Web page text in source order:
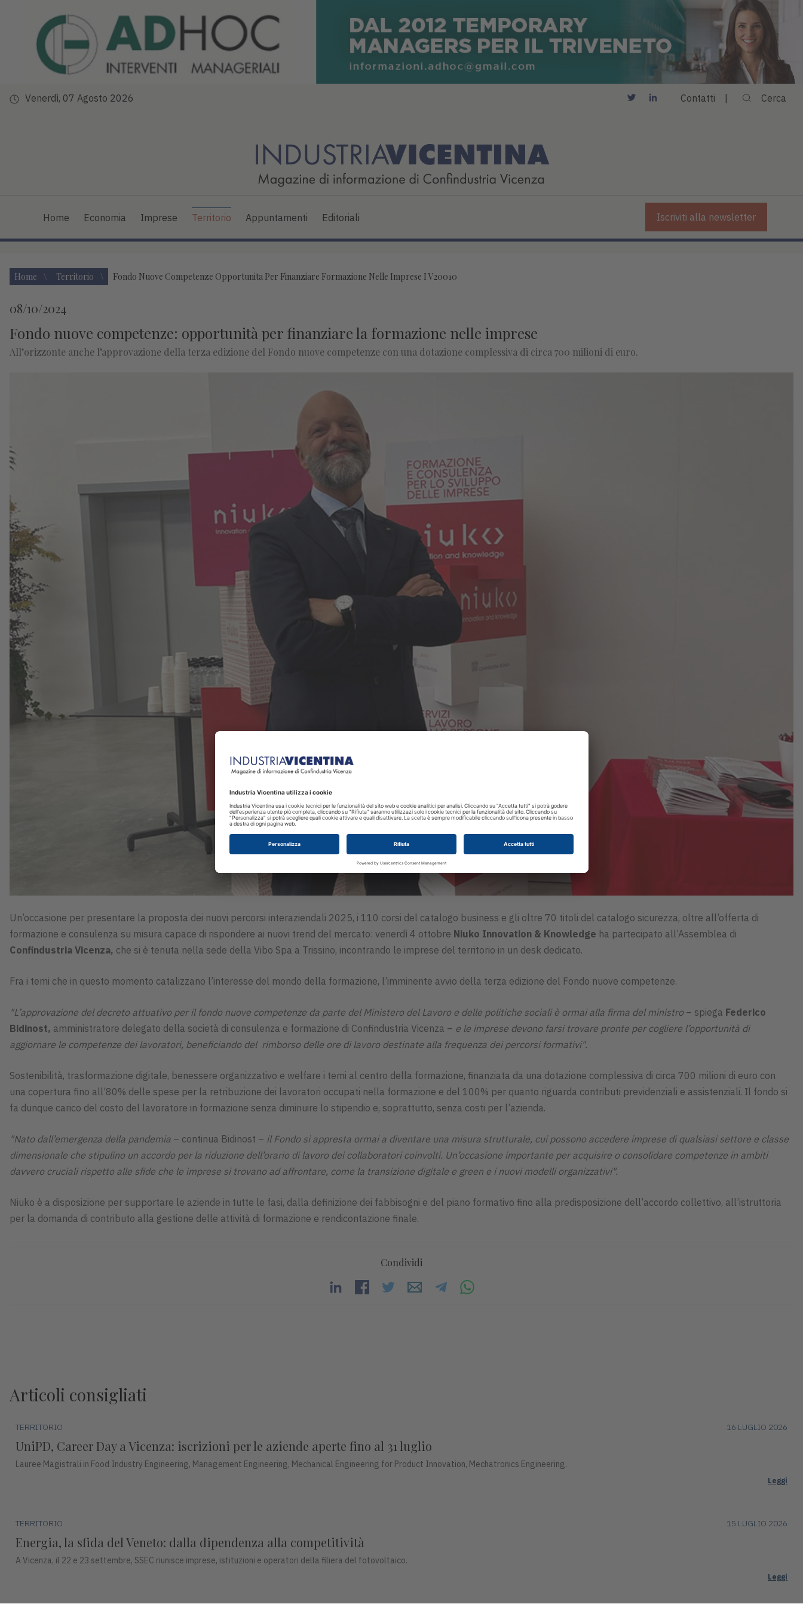
Venerdì, 07 Agosto 2026 Contatti Cerca
Home Economia Imprese Territorio Appuntamenti Editoriali Iscriviti alla newsletter
Home Territorio Fondo Nuove Competenze Opportunita Per Finanziare Formazione Nelle Imprese I V20010
08/10/2024
Fondo nuove competenze: opportunità per finanziare la formazione nelle imprese
All’orizzonte anche l’approvazione della terza edizione del Fondo nuove competenze con una dotazione complessiva di circa 700 milioni di euro.
Un’occasione per presentare la proposta dei nuovi percorsi interaziendali 2025, i 110 corsi del catalogo business e gli oltre 70 titoli del catalogo sicurezza, oltre all’offerta di
formazione e consulenza su misura capace di rispondere ai nuovi trend del mercato: venerdì 4 ottobre Niuko Innovation & Knowledge ha partecipato all’Assemblea di
Confindustria Vicenza, che si è tenuta nella sede della Vibo Spa a Trissino, incontrando le imprese del territorio in un desk dedicato.
Fra i temi che in questo momento catalizzano l’interesse del mondo della formazione, l’imminente avvio della terza edizione del Fondo nuove competenze.
"L’approvazione del decreto attuativo per il fondo nuove competenze da parte del Ministero del Lavoro e delle politiche sociali è ormai alla firma del ministro – spiega Federico
Bidinost, amministratore delegato della società di consulenza e formazione di Confindustria Vicenza – e le imprese devono farsi trovare pronte per cogliere l’opportunità di
aggiornare le competenze dei lavoratori, beneficiando del rimborso delle ore di lavoro destinate alla frequenza dei percorsi formativi".
Sostenibilità, trasformazione digitale, benessere organizzativo e welfare i temi al centro della formazione, finanziata da una dotazione complessiva di circa 700 milioni di euro con
una copertura fino all’80% delle spese per la retribuzione dei lavoratori occupati nella formazione e del 100% per quanto riguarda contributi previdenziali e assistenziali. Il fondo si
fa dunque carico del costo del lavoratore in formazione senza diminuire lo stipendio e, soprattutto, senza costi per l’azienda.
"Nato dall’emergenza della pandemia – continua Bidinost – il Fondo si appresta ormai a diventare una misura strutturale, cui possono accedere imprese di qualsiasi settore e classe
dimensionale che stipulino un accordo per la riduzione dell’orario di lavoro dei collaboratori coinvolti. Un’occasione importante per acquisire o consolidare competenze in ambiti
davvero cruciali rispetto alle sfide che le imprese si trovano ad affrontare, come la transizione digitale e green e i nuovi modelli organizzativi".
Niuko è a disposizione per supportare le aziende in tutte le fasi, dalla definizione dei fabbisogni e del piano formativo fino alla predisposizione dell’accordo collettivo, all’istruttoria
per la domanda di contributo alla gestione delle attività di formazione e rendicontazione finale.
Condividi
Articoli consigliati
TERRITORIO 16 LUGLIO 2026
UniPD, Career Day a Vicenza: iscrizioni per le aziende aperte fino al 31 luglio
Lauree Magistrali in Food Industry Engineering, Management Engineering, Mechanical Engineering for Product Innovation, Mechatronics Engineering.
Leggi
TERRITORIO 15 LUGLIO 2026
Energia, la sfida del Veneto: dalla dipendenza alla competitività
A Vicenza, il 22 e 23 settembre, SSEC riunisce imprese, istituzioni e operatori della filiera del fotovoltaico.
Leggi